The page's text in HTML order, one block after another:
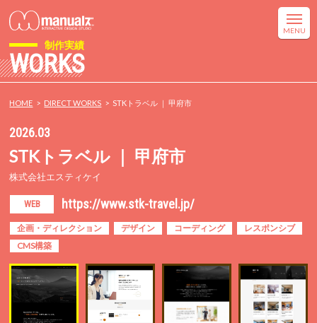
制作実績
WORKS
HOME DIRECT WORKS STKトラベル ｜ 甲府市
2026.03
STKトラベル ｜ 甲府市
株式会社エスティケイ
WEB https://www.stk-travel.jp/
企画・ディレクション デザイン コーディング
レスポンシブ
CMS構築